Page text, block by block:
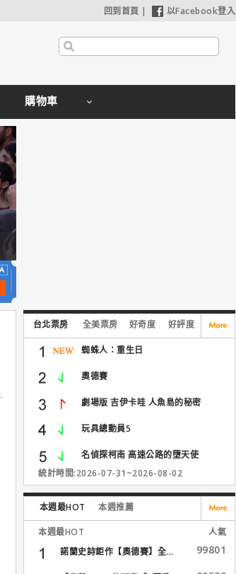
回到首頁 | 以Facebook登入
購物車
台北票房 全美票房 好奇度 好評度
蜘蛛人：重生日
奧德賽
劇場版 吉伊卡哇 人魚島的秘密
玩具總動員5
名偵探柯南 高速公路的墮天使
統計時間:2026-07-31~2026-08-02
本週最HOT 本週推薦
本週最HOT
人氣
諾蘭史詩鉅作【奧德賽】全...
99801